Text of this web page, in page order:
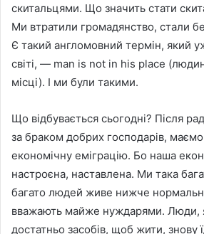
скитальцями. Що значить стати
Ми втратили громадянство, стали
Є такий англомовний термiн, який
свiтi, — man is not in his place
мiсцi). I ми були такими.
Що вiдбувається сьогоднi? Пiсля
за браком добрих господарiв,
економiчну емiграцiю. Бо наша
настроєна, наставлена. Ми така
багато людей живе нижче
вважають майже нуждарями. Люди,
достатньо засобiв, щоб жити, знову